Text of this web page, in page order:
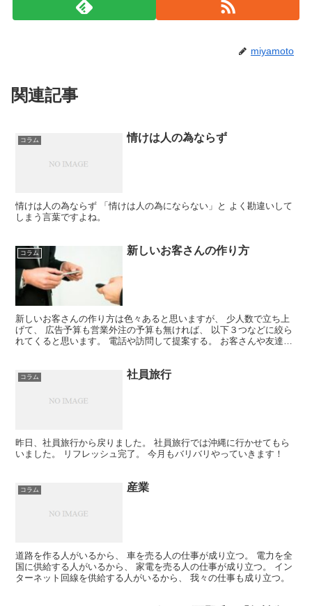
miyamoto
関連記事
コラム 情けは人の為ならず
情けは人の為ならず 「情けは人の為にならない」と よく勘違いして
しまう言葉ですよね。
コラム 新しいお客さんの作り方
新しいお客さんの作り方は色々あると思いますが、 少人数で立ち上
げて、 広告予算も営業外注の予算も無ければ、 以下３つなどに絞ら
れてくると思います。 電話や訪問して提案する。 お客さんや友達に
コラム 社員旅行
昨日、社員旅行から戻りました。 社員旅行では沖縄に行かせてもら
いました。 リフレッシュ完了。 今月もバリバリやっていきます！
コラム 産業
道路を作る人がいるから、 車を売る人の仕事が成り立つ。 電力を全
国に供給する人がいるから、 家電を売る人の仕事が成り立つ。 イン
ターネット回線を供給する人がいるから、 我々の仕事も成り立つ。